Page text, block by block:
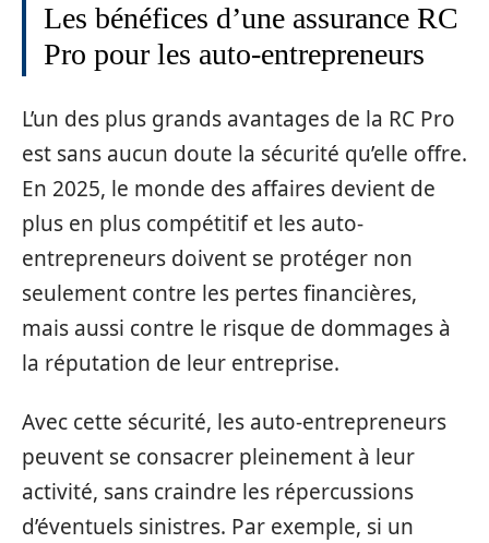
Les bénéfices d’une assurance RC
Pro pour les auto-entrepreneurs
L’un des plus grands avantages de la RC Pro
est sans aucun doute la sécurité qu’elle offre.
En 2025, le monde des affaires devient de
plus en plus compétitif et les auto-
entrepreneurs doivent se protéger non
seulement contre les pertes financières,
mais aussi contre le risque de dommages à
la réputation de leur entreprise.
Avec cette sécurité, les auto-entrepreneurs
peuvent se consacrer pleinement à leur
activité, sans craindre les répercussions
d’éventuels sinistres. Par exemple, si un